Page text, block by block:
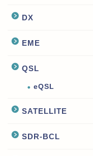
DX
EME
QSL
eQSL
SATELLITE
SDR-BCL